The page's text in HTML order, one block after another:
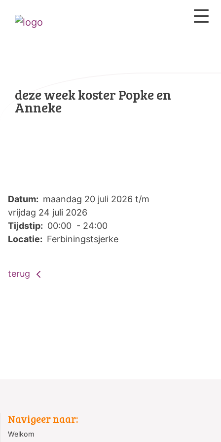
deze week koster Popke en
Anneke
Datum: maandag 20 juli 2026 t/m
vrijdag 24 juli 2026
Tijdstip: 00:00 - 24:00
Locatie: Ferbiningstsjerke
terug
Navigeer naar:
Welkom